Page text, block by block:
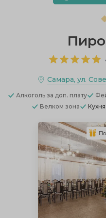
Самара, ул.
Алкоголь за доп. плату
Велком зона
Кухня: